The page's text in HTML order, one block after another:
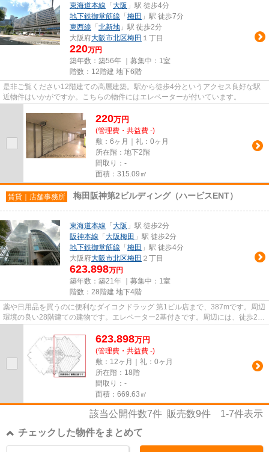
東海道本線 「 大阪 」駅 徒歩4分
地下鉄御堂筋線 「 梅田 」駅 徒歩7分
東西線 「 北新地 」駅 徒歩2分
大阪府大阪市北区梅田 １丁目
220万円
築年数：築56年 ｜募集中： 1室
階数：12階建 地下6階
是非ご覧ください12階建ての高層建築。駅から徒歩4分というアクセス良好な駅
近物件はいかがですか。こちらの物件にはエレベーターが付いています。
220万円
(管理費・共益費 -)
敷：6ヶ月｜礼：0ヶ月
所在階：地下2階
間取り：-
面積：315.09㎡
賃貸｜店舗事務所 梅田阪神第2ビルディング（ハービスENT）
東海道本線 「 大阪 」駅 徒歩2分
阪神本線 「 大阪梅田 」駅 徒歩2分
地下鉄御堂筋線 「 梅田 」駅 徒歩4分
大阪府大阪市北区梅田 ２丁目
623.898万円
築年数：築21年 ｜募集中： 1室
階数：28階建 地下4階
薬や日用品を買うのに便利なダイコクドラッグ 第1ビル店まで、387mです。周辺
環境の良い28階建ての建物です。エレベーター2基付きです。周辺には、徒歩2分
623.898万円
(管理費・共益費 -)
敷：12ヶ月｜礼：0ヶ月
所在階：18階
間取り：-
面積：669.63㎡
該当公開件数7件 販売数9件 1-7件表示
チェックした物件をまとめて